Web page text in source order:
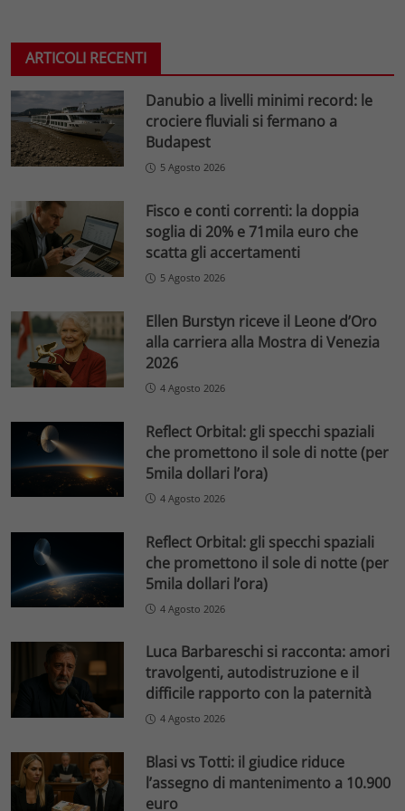
ARTICOLI RECENTI
Danubio a livelli minimi record: le
crociere fluviali si fermano a
Budapest
5 Agosto 2026
Fisco e conti correnti: la doppia
soglia di 20% e 71mila euro che
scatta gli accertamenti
5 Agosto 2026
Ellen Burstyn riceve il Leone d’Oro
alla carriera alla Mostra di Venezia
2026
4 Agosto 2026
Reflect Orbital: gli specchi spaziali
che promettono il sole di notte (per
5mila dollari l’ora)
4 Agosto 2026
Reflect Orbital: gli specchi spaziali
che promettono il sole di notte (per
5mila dollari l’ora)
4 Agosto 2026
Luca Barbareschi si racconta: amori
travolgenti, autodistruzione e il
difficile rapporto con la paternità
4 Agosto 2026
Blasi vs Totti: il giudice riduce
l’assegno di mantenimento a 10.900
euro